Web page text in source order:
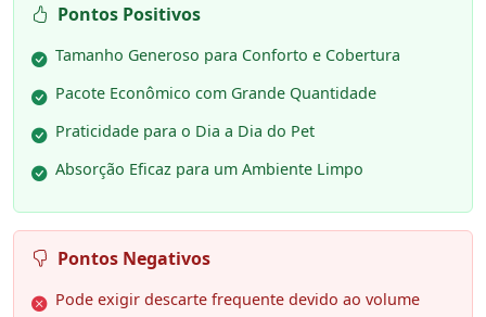
Pontos Positivos
Tamanho Generoso para Conforto e Cobertura
Pacote Econômico com Grande Quantidade
Praticidade para o Dia a Dia do Pet
Absorção Eficaz para um Ambiente Limpo
Pontos Negativos
Pode exigir descarte frequente devido ao volume